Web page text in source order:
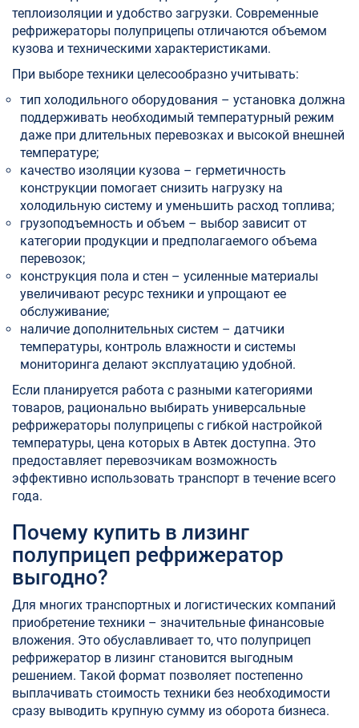
теплоизоляции и удобство загрузки. Современные
рефрижераторы полуприцепы отличаются объемом
кузова и техническими характеристиками.
При выборе техники целесообразно учитывать:
тип холодильного оборудования – установка должна
поддерживать необходимый температурный режим
даже при длительных перевозках и высокой внешней
температуре;
качество изоляции кузова – герметичность
конструкции помогает снизить нагрузку на
холодильную систему и уменьшить расход топлива;
грузоподъемность и объем – выбор зависит от
категории продукции и предполагаемого объема
перевозок;
конструкция пола и стен – усиленные материалы
увеличивают ресурс техники и упрощают ее
обслуживание;
наличие дополнительных систем – датчики
температуры, контроль влажности и системы
мониторинга делают эксплуатацию удобной.
Если планируется работа с разными категориями
товаров, рационально выбирать универсальные
рефрижераторы полуприцепы с гибкой настройкой
температуры, цена которых в Автек доступна. Это
предоставляет перевозчикам возможность
эффективно использовать транспорт в течение всего
года.
Почему купить в лизинг
полуприцеп рефрижератор
выгодно?
Для многих транспортных и логистических компаний
приобретение техники – значительные финансовые
вложения. Это обуславливает то, что полуприцеп
рефрижератор в лизинг становится выгодным
решением. Такой формат позволяет постепенно
выплачивать стоимость техники без необходимости
сразу выводить крупную сумму из оборота бизнеса.